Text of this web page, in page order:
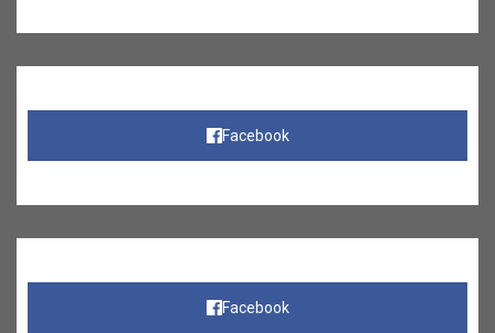
Facebook
Facebook